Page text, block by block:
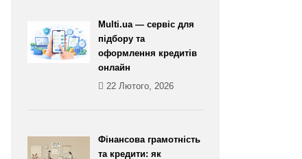
Multi.ua — сервіс для
підбору та
оформлення кредитів
онлайн
22 Лютого, 2026
Фінансова грамотність
та кредити: як